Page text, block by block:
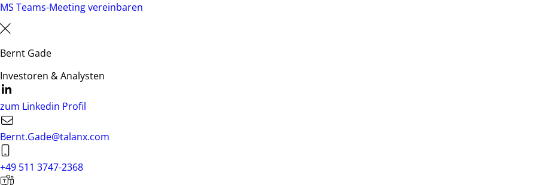
MS Teams-Meeting vereinbaren
Bernt Gade
Investoren & Analysten
zum Linkedin Profil
Bernt.Gade@talanx.com
+49 511 3747-2368